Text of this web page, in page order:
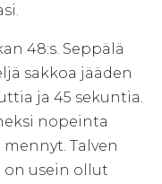
48:s. Seppälä
sakkoa jääden
ja 45 sekuntia.
nopeinta
Talven
usein ollut